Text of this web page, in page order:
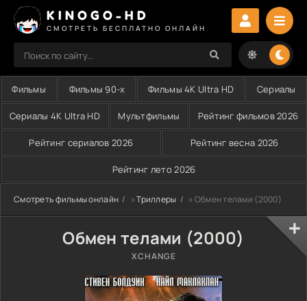
KINOGO-HD
СМОТРЕТЬ БЕСПЛАТНО ОНЛАЙН
Фильмы Фильмы 90-х Фильмы 4K Ultra HD Сериалы
Сериалы 4K Ultra HD Мультфильмы Рейтинг фильмов 2026
Рейтинг сериалов 2026 Рейтинг весна 2026
Рейтинг лето 2026
Смотреть фильмы онлайн »Триллеры » Обмен телами (2000)
Обмен телами (2000)
XCHANGE